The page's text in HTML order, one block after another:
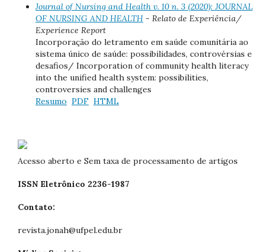
Journal of Nursing and Health v. 10 n. 3 (2020): JOURNAL
OF NURSING AND HEALTH - Relato de Experiência/
Experience Report
Incorporação do letramento em saúde comunitária ao
sistema único de saúde: possibilidades, controvérsias e
desafios/ Incorporation of community health literacy
into the unified health system: possibilities,
controversies and challenges
Resumo PDF HTML
Acesso aberto e Sem taxa de processamento de artigos
ISSN Eletrônico 2236-1987
Contato:
revista.jonah@ufpel.edu.br